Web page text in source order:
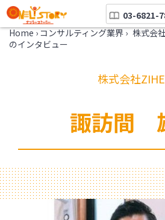
03-6821-
Home › コンサルティング業界 › 株式会
のインタビュー
株式会社
諏訪間